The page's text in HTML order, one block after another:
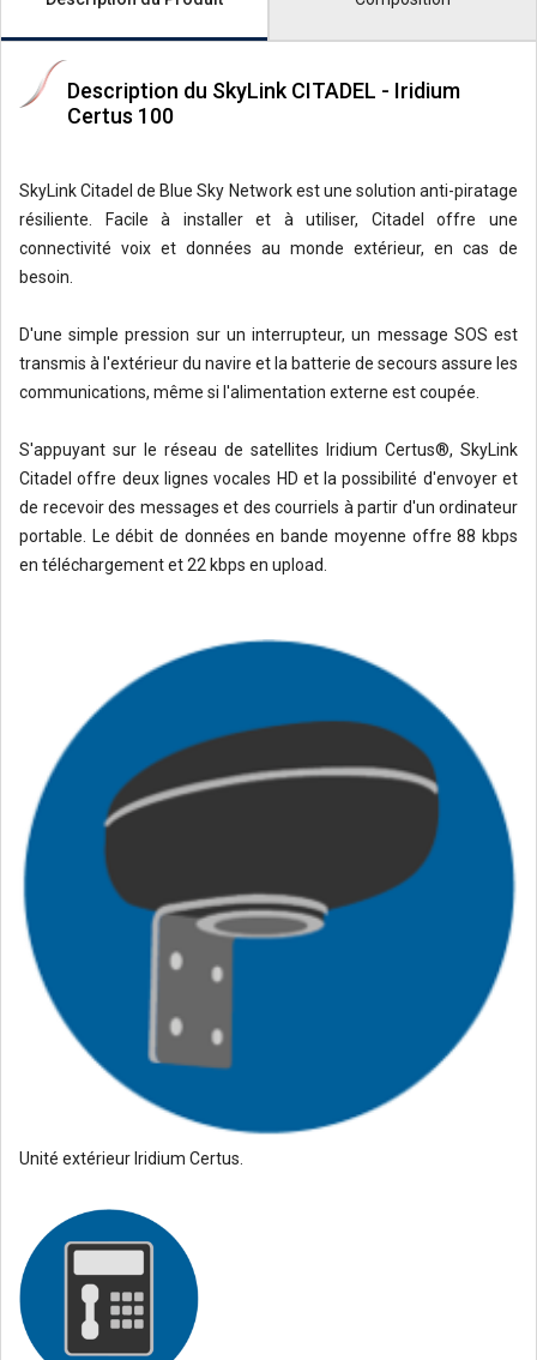
Description du SkyLink CITADEL - Iridium
Certus 100
SkyLink Citadel de Blue Sky Network est une solution anti-piratage
résiliente. Facile à installer et à utiliser, Citadel offre une
connectivité voix et données au monde extérieur, en cas de
besoin.
D'une simple pression sur un interrupteur, un message SOS est
transmis à l'extérieur du navire et la batterie de secours assure les
communications, même si l'alimentation externe est coupée.
S'appuyant sur le réseau de satellites Iridium Certus®, SkyLink
Citadel offre deux lignes vocales HD et la possibilité d'envoyer et
de recevoir des messages et des courriels à partir d'un ordinateur
portable. Le débit de données en bande moyenne offre 88 kbps
en téléchargement et 22 kbps en upload.
Unité extérieur Iridium Certus.